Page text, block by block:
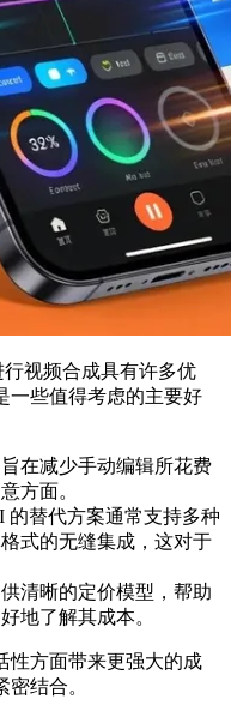
视频合成具有许多优
一些值得考虑的主要好
旨在减少手动编辑所花费
方面。
的替代方案通常支持多种
式的无缝集成，这对于
供清晰的定价模型，帮助
地了解其成本。
性方面带来更强大的成
结合。